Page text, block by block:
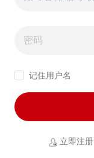
记住用户名
立即注册